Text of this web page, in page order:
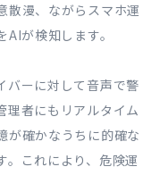
散漫、ながらスマホ運
が検知します。
バーに対して音声で警
理者にもリアルタイム
が確かなうちに的確な
。これにより、危険運